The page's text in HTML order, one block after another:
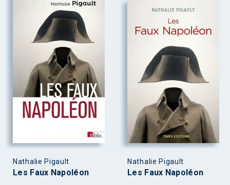
Nathalie Pigault
Les Faux Napoléon
Nathalie Pigault
Les Faux Napoléon